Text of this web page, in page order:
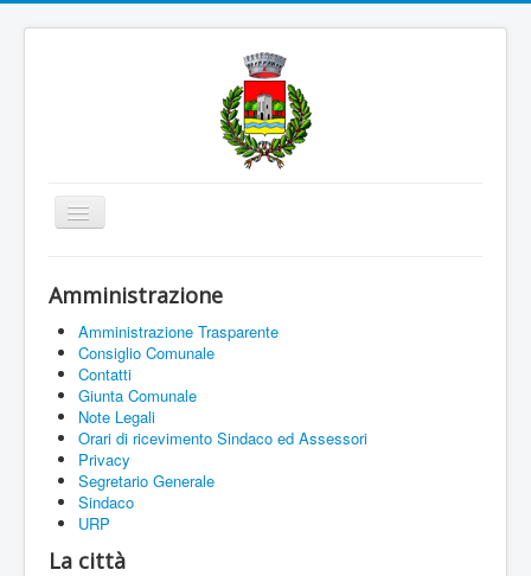
Cambia
navigazione
Amministrazione
Uffici e Servizi
La città
Associazioni
Documenti On Line
Informazioni
Amministrazione
Amministrazione Trasparente
Consiglio Comunale
Contatti
Giunta Comunale
Note Legali
Orari di ricevimento Sindaco ed Assessori
Privacy
Segretario Generale
Sindaco
URP
La città